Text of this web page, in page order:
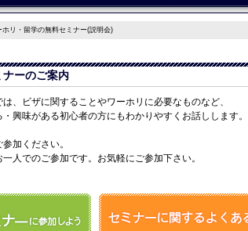
ホリ・留学の無料セミナー(説明会)
ナーのご案内
、ビザに関することやワーホリに必要なものなど、
興味がある初心者の方にもわかりやすくお話しします。
加ください。
人でのご参加です。お気軽にご参加下さい。